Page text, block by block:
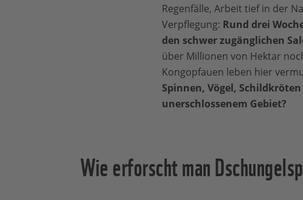
Regenfälle, Arbeit tief in der
Verpflegung: Rund drei
den schwer zugänglichen
über Millionen von Hektar
Kongopfauen leben hier
Spinnen, Vögel,
unerschlossenem Gebiet?
Wie erforscht man